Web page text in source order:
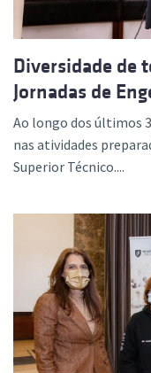
Diversidade de
Jornadas de
Ao longo dos últimos
nas atividades
Superior Técnico....